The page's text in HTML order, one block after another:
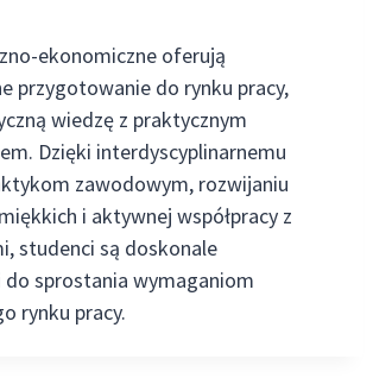
ekonomiczne oferują
przygotowanie do rynku pracy,
wiedzę z praktycznym
Dzięki interdyscyplinarnemu
zawodowym, rozwijaniu
i aktywnej współpracy z
studenci są doskonale
sprostania wymaganiom
rynku pracy.